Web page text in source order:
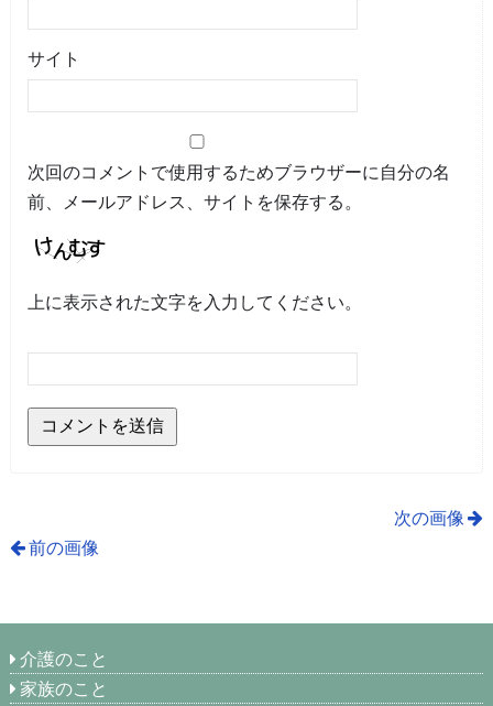
サイト
次回のコメントで使用するためブラウザーに自分の名
前、メールアドレス、サイトを保存する。
上に表示された文字を入力してください。
次の画像
前の画像
介護のこと
家族のこと